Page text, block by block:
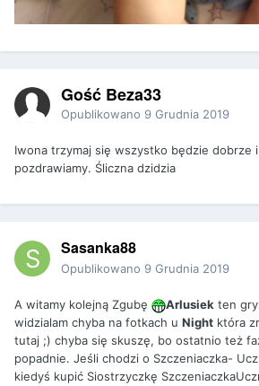
Gość Beza33
Opublikowano 9 Grudnia 2019
Iwona trzymaj się wszystko będzie dobrze
pozdrawiamy. Śliczna dzidzia
Sasanka88
Opublikowano 9 Grudnia 2019
A witamy kolejną Zgubę Arlusiek ten
widzialam chyba na fotkach u Night która
tutaj ;) chyba się skuszę, bo ostatnio też
popadnie. Jeśli chodzi o Szczeniaczka-
kiedyś kupić Siostrzyczkę